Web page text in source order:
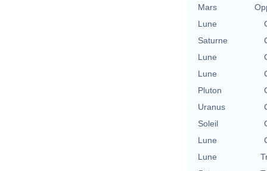
Mars
Lune
Saturne
Lune
Lune
Pluton
Uranus
Soleil
Lune
Lune